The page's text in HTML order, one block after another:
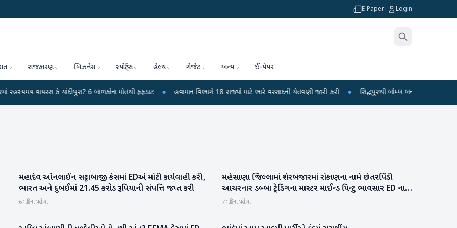
E-Paper Login
રાજકારણ બિઝનેસ સ્પોર્ટ્સ હેલ્થ ગેજેટ અન્ય ઈ-પેપર
કે ચાંદીપુરા? 6 બાળકોના મોતથી ફફડાટ ● હવામાન વિભાગે 18 રાજ્યો માટે ભારે વરસાદની ચેતવણી જારી કરી ● સિદ્ધપુરથી બોમ્બ બનાવવાની સામગ્રી સાથે જૈશના
રાષ્ટ્રીય
મહાદેવ ઓનલાઈન સટ્ટાબાજી કેસમાં EDએ મોટી કાર્યવાહી કરી,
ભારત અને દુબઈમાં 21.45 કરોડ રૂપિયાની સંપત્તિ જપ્ત કરી
6 મહિના પહેલા
મહેસાણા
મહેસાણા જિલ્લામાં શેરબજારમાં રોકાણના નામે છેતરપિંડી
આચરનાર ડબ્બા ટ્રેડિંગના માસ્ટર માઈન્ડ પિન્ટુ ભાવસાર ED ના
સકંજામાં
7 મહિના પહેલા